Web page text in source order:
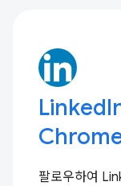
팔로우하여